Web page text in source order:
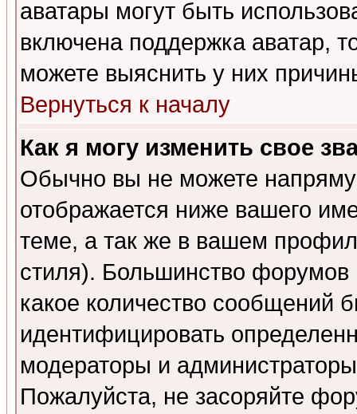
аватары могут быть
включена поддержка аватар,
можете выяснить у них
Вернуться к началу
Как я могу изменить свое
Обычно вы не можете
отображается ниже вашего
теме, а так же в вашем
стиля). Большинство форумов
какое количество сообщений
идентифицировать
модераторы и
Пожалуйста, не засоряйте